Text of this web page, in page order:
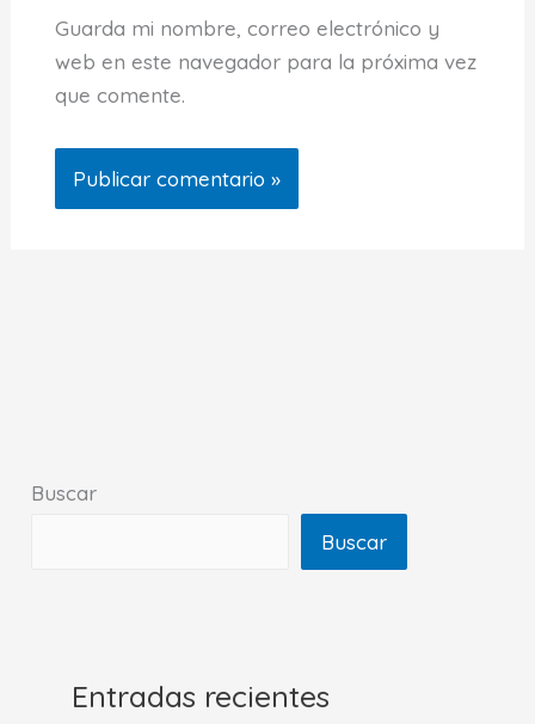
Guarda mi nombre, correo electrónico y
web en este navegador para la próxima vez
que comente.
Buscar
Buscar
Entradas recientes